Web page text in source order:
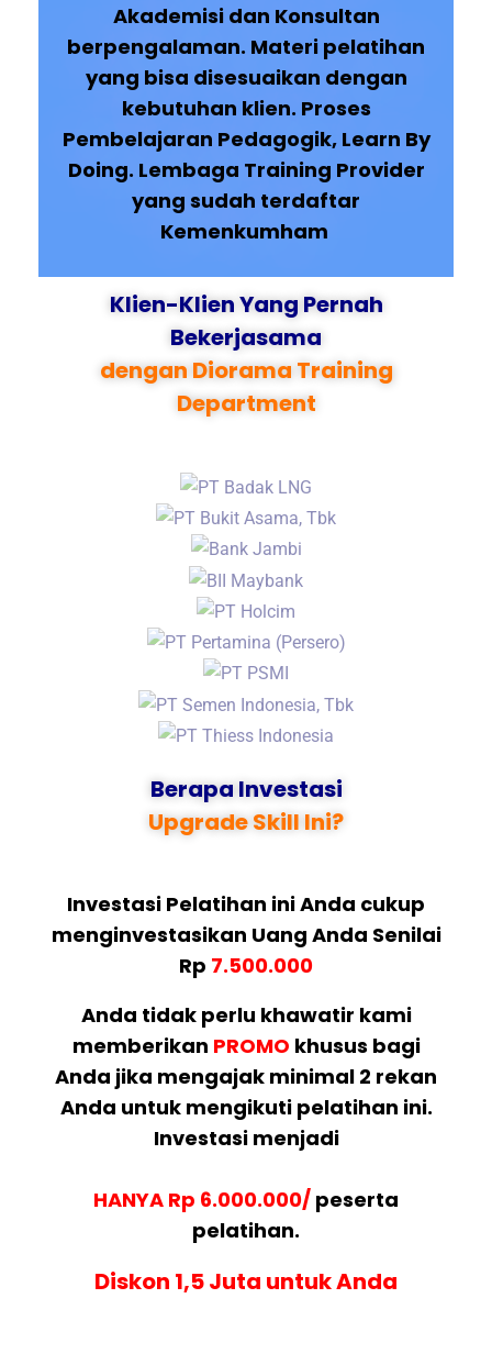
Akademisi dan Konsultan
berpengalaman. Materi pelatihan
yang bisa disesuaikan dengan
kebutuhan klien. Proses
Pembelajaran Pedagogik, Learn By
Doing. Lembaga Training Provider
yang sudah terdaftar
Kemenkumham
Klien-Klien Yang Pernah
Bekerjasama
dengan Diorama Training
Department
Berapa Investasi
Upgrade Skill Ini?
Investasi Pelatihan ini Anda cukup
menginvestasikan Uang Anda Senilai
Rp 7.500.000
Anda tidak perlu khawatir kami
memberikan PROMO khusus bagi
Anda jika mengajak minimal 2 rekan
Anda untuk mengikuti pelatihan ini.
Investasi menjadi
HANYA Rp 6.000.000/ peserta
pelatihan.
Diskon 1,5 Juta untuk Anda